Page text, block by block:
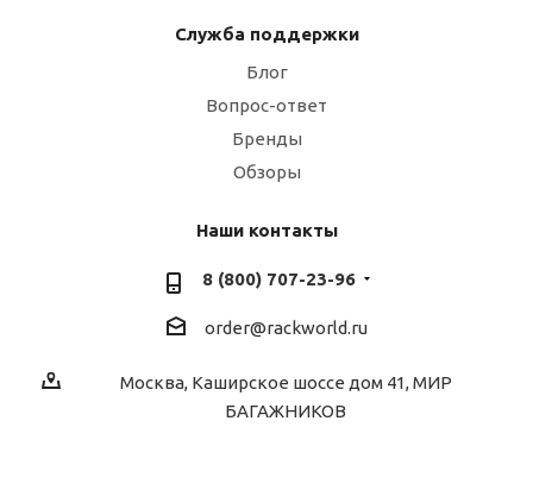
Служба поддержки
Блог
Вопрос-ответ
Бренды
Обзоры
Наши контакты
8 (800) 707-23-96
order@rackworld.ru
Москва, Каширское шоссе дом 41, МИР
БАГАЖНИКОВ